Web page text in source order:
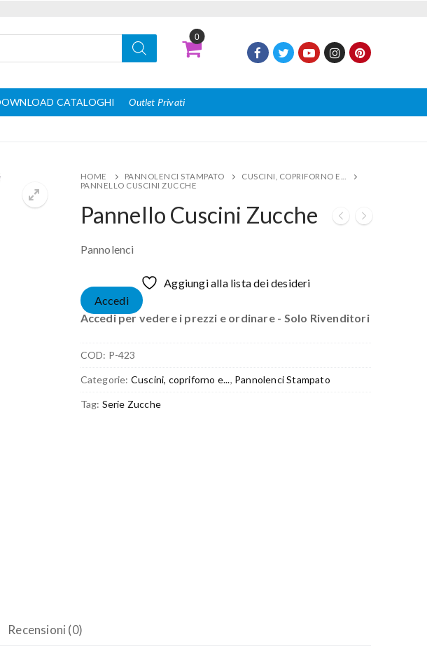
0
CATALOGHI Outlet Privati
HOME PANNOLENCI STAMPATO
CUSCINI, COPRIFORNO E...
PANNELLO CUSCINI ZUCCHE
Pannello Cuscini Zucche
Pannolenci
Aggiungi alla lista dei desideri
Accedi
Accedi per vedere i prezzi e ordinare - Solo Rivenditori
COD: P-423
Categorie: Cuscini, copriforno e..., Pannolenci Stampato
Tag: Serie Zucche
Recensioni (0)